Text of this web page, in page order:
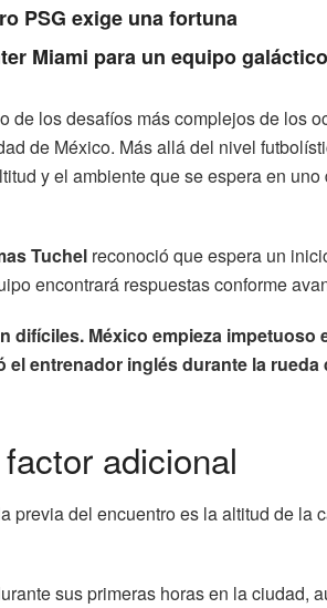
PSG exige una fortuna
Miami para un equipo galáctico
de los desafíos más complejos de los
de México. Más allá del nivel
y el ambiente que se espera en
Tuchel reconoció que espera un
encontrará respuestas conforme
difíciles. México empieza impetuoso
entrenador inglés durante la rueda
adicional
previa del encuentro es la altitud de la
sus primeras horas en la ciudad,